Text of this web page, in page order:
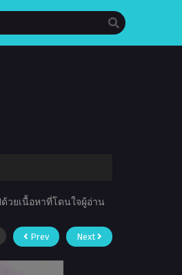
วยเนื้อหาที่โดนใจผู้อ่าน
Prev Next